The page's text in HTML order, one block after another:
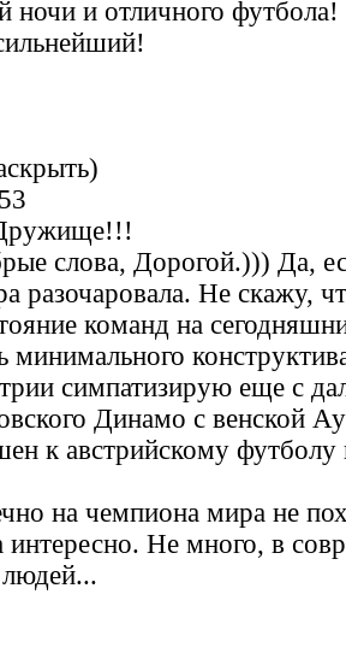
и отличного футбола!
слова, Дорогой.))) Да,
разочаровала. Не скажу,
команд на
минимального
симпатизирую еще с
Динамо с венской
к австрийскому футболу
на чемпиона мира не
интересно. Не много, в
людей...